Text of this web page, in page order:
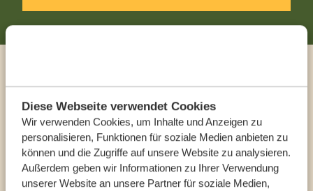
Diese Webseite verwendet Cookies
Wir verwenden Cookies, um Inhalte und Anzeigen zu
personalisieren, Funktionen für soziale Medien anbieten zu
können und die Zugriffe auf unsere Website zu analysieren.
Außerdem geben wir Informationen zu Ihrer Verwendung
unserer Website an unsere Partner für soziale Medien,
Sprechen Sie mit einem
Reiseberater
UNSERE EXPERTEN HELFEN IHNEN GERN